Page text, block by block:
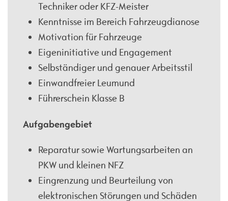
Techniker oder KFZ-Meister
Kenntnisse im Bereich Fahrzeugdianose
Motivation für Fahrzeuge
Eigeninitiative und Engagement
Selbständiger und genauer Arbeitsstil
Einwandfreier Leumund
Führerschein Klasse B
Aufgabengebiet
Reparatur sowie Wartungsarbeiten an
PKW und kleinen NFZ
Eingrenzung und Beurteilung von
elektronischen Störungen und Schäden